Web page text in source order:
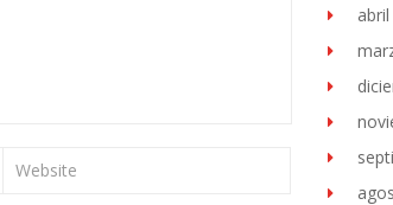
Website